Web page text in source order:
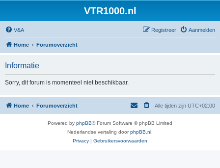
VTR1000.nl
V&A Aanmelden
Registreer
Home Forumoverzicht
Informatie
Sorry, dit forum is momenteel niet beschikbaar.
Home Forumoverzicht Alle tijden zijn UTC+02:00
Powered by phpBB® Forum Software © phpBB Limited
Nederlandse vertaling doorphpBB.nl
Privacy | Gebruikersvoorwaarden